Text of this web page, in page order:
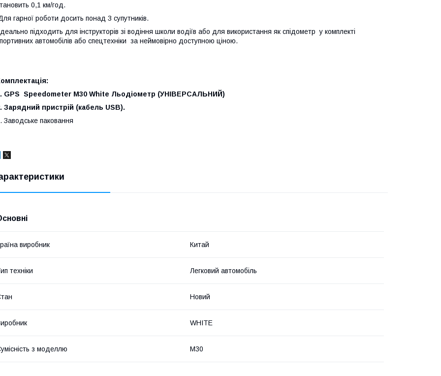
0,1 км/год.
гарної роботи досить понад 3 супутників.
підходить для інструкторів зі водіння школи водіїв або для використання як спідометр у комплекті
автомобілів або спецтехніки за неймовірно доступною ціною.
GPS Speedometer M30 White Льодіометр (УНІВЕРСАЛЬНИЙ)
Зарядний пристрій (кабель USB).
Заводське паковання
виробник Китай
техніки Легковий автомобіль
Новий
WHITE
з моделлю M30